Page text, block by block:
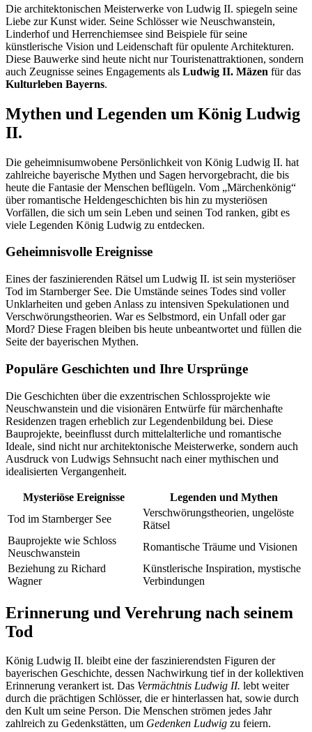
Die architektonischen Meisterwerke von Ludwig II. spiegeln seine
Liebe zur Kunst wider. Seine Schlösser wie Neuschwanstein,
Linderhof und Herrenchiemsee sind Beispiele für seine
künstlerische Vision und Leidenschaft für opulente Architekturen.
Diese Bauwerke sind heute nicht nur Touristenattraktionen, sondern
auch Zeugnisse seines Engagements als Ludwig II. Mäzen für das
Kulturleben Bayerns.
Mythen und Legenden um König Ludwig
II.
Die geheimnisumwobene Persönlichkeit von König Ludwig II. hat
zahlreiche bayerische Mythen und Sagen hervorgebracht, die bis
heute die Fantasie der Menschen beflügeln. Vom „Märchenkönig“
über romantische Heldengeschichten bis hin zu mysteriösen
Vorfällen, die sich um sein Leben und seinen Tod ranken, gibt es
viele Legenden König Ludwig zu entdecken.
Geheimnisvolle Ereignisse
Eines der faszinierenden Rätsel um Ludwig II. ist sein mysteriöser
Tod im Starnberger See. Die Umstände seines Todes sind voller
Unklarheiten und geben Anlass zu intensiven Spekulationen und
Verschwörungstheorien. War es Selbstmord, ein Unfall oder gar
Mord? Diese Fragen bleiben bis heute unbeantwortet und füllen die
Seite der bayerischen Mythen.
Populäre Geschichten und Ihre Ursprünge
Die Geschichten über die exzentrischen Schlossprojekte wie
Neuschwanstein und die visionären Entwürfe für märchenhafte
Residenzen tragen erheblich zur Legendenbildung bei. Diese
Bauprojekte, beeinflusst durch mittelalterliche und romantische
Ideale, sind nicht nur architektonische Meisterwerke, sondern auch
Ausdruck von Ludwigs Sehnsucht nach einer mythischen und
idealisierten Vergangenheit.
Mysteriöse Ereignisse
Legenden und Mythen
Tod im Starnberger See
Verschwörungstheorien, ungelöste
Rätsel
Bauprojekte wie Schloss
Neuschwanstein
Romantische Träume und Visionen
Beziehung zu Richard
Wagner
Künstlerische Inspiration, mystische
Verbindungen
Erinnerung und Verehrung nach seinem
Tod
König Ludwig II. bleibt eine der faszinierendsten Figuren der
bayerischen Geschichte, dessen Nachwirkung tief in der kollektiven
Erinnerung verankert ist. Das Vermächtnis Ludwig II. lebt weiter
durch die prächtigen Schlösser, die er hinterlassen hat, sowie durch
den Kult um seine Person. Die Menschen strömen jedes Jahr
zahlreich zu Gedenkstätten, um Gedenken Ludwig zu feiern.